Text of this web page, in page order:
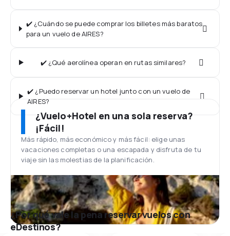
✔️ ¿Cuándo se puede comprar los billetes más baratos
para un vuelo de AIRES?
✔️ ¿Qué aerolínea operan en rutas similares?
✔️ ¿Puedo reservar un hotel junto con un vuelo de
AIRES?
¿Vuelo+Hotel en una sola reserva?
¡Fácil!
Más rápido, más económico y más fácil: elige unas
vacaciones completas o una escapada y disfruta de tu
viaje sin las molestias de la planificación.
¿Por qué vale la pena reservar vuelos con
eDestinos?